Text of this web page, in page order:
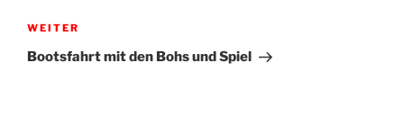
Nächster
Beitrag
WEITER
Bootsfahrt mit den Bohs und Spiel